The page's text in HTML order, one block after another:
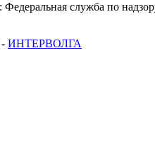
Федеральная служба по
ИНТЕРВОЛГА